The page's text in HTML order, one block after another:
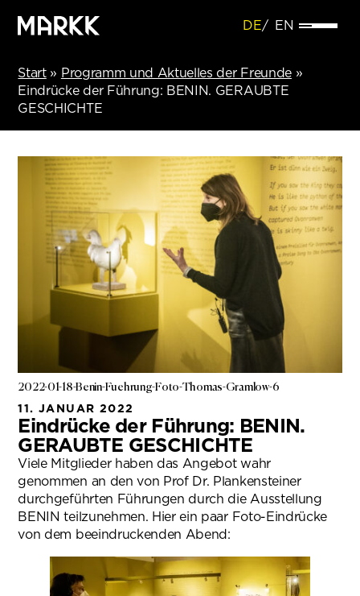
DE EN
Start» Programm und Aktuelles der Freunde»
Eindrücke der Führung: BENIN. GERAUBTE
GESCHICHTE
11. JANUAR 2022
Eindrücke der Führung: BENIN.
GERAUBTE GESCHICHTE
Viele Mitglieder haben das Angebot wahr
genommen an den von Prof Dr. Plankensteiner
durchgeführten Führungen durch die Ausstellung
BENIN teilzunehmen. Hier ein paar Foto-Eindrücke
von dem beeindruckenden Abend:
2022-01-18-Benin-Fuehrung-Foto-Thomas-Gramlow-6